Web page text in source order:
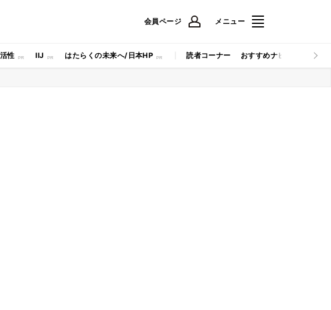
会員ページ メニュー
性 IIJ はたらくの未来へ/日本HP 読者コーナー おすすめナビ マイナビ